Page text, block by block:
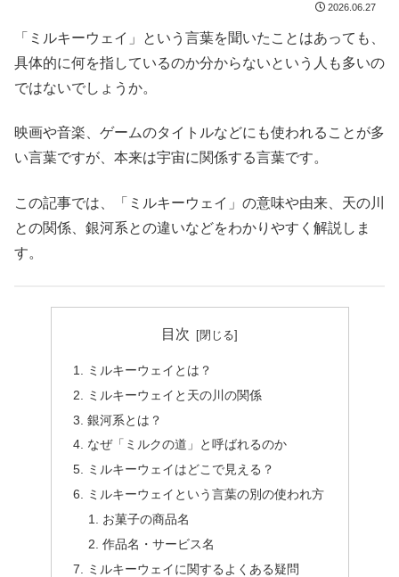
2026.06.27
「ミルキーウェイ」という言葉を聞いたことはあっても、
具体的に何を指しているのか分からないという人も多いの
ではないでしょうか。
映画や音楽、ゲームのタイトルなどにも使われることが多
い言葉ですが、本来は宇宙に関係する言葉です。
この記事では、「ミルキーウェイ」の意味や由来、天の川
との関係、銀河系との違いなどをわかりやすく解説しま
す。
目次
ミルキーウェイとは？
ミルキーウェイと天の川の関係
銀河系とは？
なぜ「ミルクの道」と呼ばれるのか
ミルキーウェイはどこで見える？
ミルキーウェイという言葉の別の使われ方
お菓子の商品名
作品名・サービス名
ミルキーウェイに関するよくある疑問